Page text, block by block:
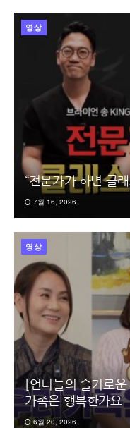
영상
“전문가가 하면 클
7월 16, 2026
영상
[언니들의 슬기로
가족은 행복한가요
6월 20, 2026